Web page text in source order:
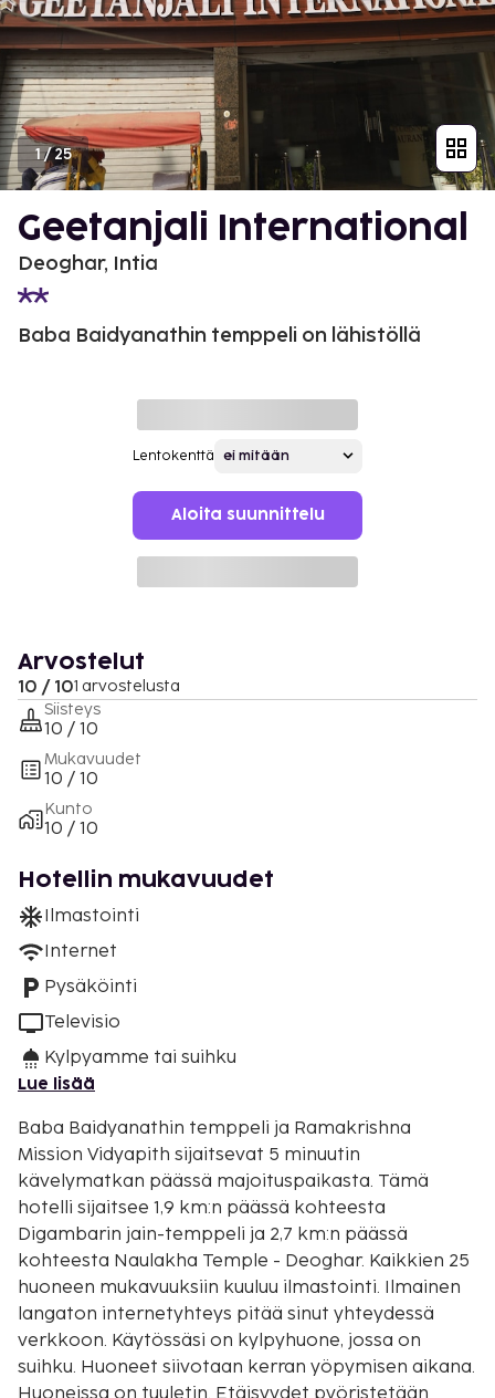
1/25
Geetanjali International
Deoghar, Intia
Baba Baidyanathin temppeli on lähistöllä
Lentokenttä
Aloita suunnittelu
Arvostelut
10 / 101 arvostelusta
Siisteys
10 / 10
Mukavuudet
10 / 10
Kunto
10 / 10
Hotellin mukavuudet
Ilmastointi
Internet
Pysäköinti
Televisio
Kylpyamme tai suihku
Lue lisää
Baba Baidyanathin temppeli ja Ramakrishna
Mission Vidyapith sijaitsevat 5 minuutin
kävelymatkan päässä majoituspaikasta. Tämä
hotelli sijaitsee 1,9 km:n päässä kohteesta
Digambarin jain-temppeli ja 2,7 km:n päässä
kohteesta Naulakha Temple - Deoghar. Kaikkien 25
huoneen mukavuuksiin kuuluu ilmastointi. Ilmainen
langaton internetyhteys pitää sinut yhteydessä
verkkoon. Käytössäsi on kylpyhuone, jossa on
suihku. Huoneet siivotaan kerran yöpymisen aikana.
Huoneissa on tuuletin. Etäisyydet pyöristetään